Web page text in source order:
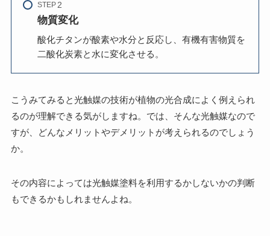
STEP
物質変化
酸化チタンが酸素や水分と反応し、有機有害物質を
二酸化炭素と水に変化させる。
こうみてみると光触媒の技術が植物の光合成によく例えられ
るのが理解できる気がしますね。では、そんな光触媒なので
すが、どんなメリットやデメリットが考えられるのでしょう
か。
その内容によっては光触媒塗料を利用するかしないかの判断
もできるかもしれませんよね。